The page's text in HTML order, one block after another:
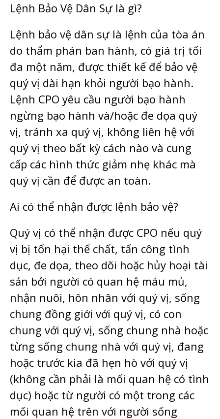
Lệnh Bảo Vệ Dân Sự là gì?
Lệnh bảo vệ dân sự là lệnh của tòa án
do thẩm phán ban hành, có giá trị tối
đa một năm, được thiết kế để bảo vệ
quý vị dài hạn khỏi người bạo hành.
Lệnh CPO yêu cầu người bạo hành
ngừng bạo hành và/hoặc đe dọa quý
vị, tránh xa quý vị, không liên hệ với
quý vị theo bất kỳ cách nào và cung
cấp các hình thức giảm nhẹ khác mà
quý vị cần để được an toàn.
Ai có thể nhận được lệnh bảo vệ?
Quý vị có thể nhận được CPO nếu quý
vị bị tổn hại thể chất, tấn công tình
dục, đe dọa, theo dõi hoặc hủy hoại tài
sản bởi người có quan hệ máu mủ,
nhận nuôi, hôn nhân với quý vị, sống
chung đồng giới với quý vị, có con
chung với quý vị, sống chung nhà hoặc
từng sống chung nhà với quý vị, đang
hoặc trước kia đã hẹn hò với quý vị
(không cần phải là mối quan hệ có tình
dục) hoặc từ người có một trong các
mối quan hệ trên với người sống